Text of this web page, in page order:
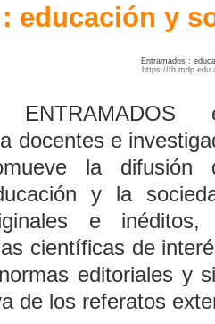
educación y
Entramados :
https://
docentes e
la difusión
y la
e inéditos,
científicas de
editoriales y
de los referatos